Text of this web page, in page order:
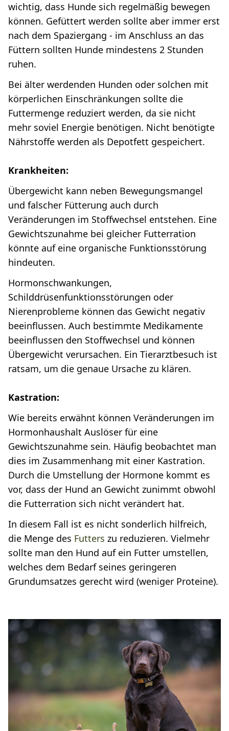
wichtig, dass Hunde sich regelmäßig bewegen
können. Gefüttert werden sollte aber immer erst
nach dem Spaziergang - im Anschluss an das
Füttern sollten Hunde mindestens 2 Stunden
ruhen.
Bei älter werdenden Hunden oder solchen mit
körperlichen Einschränkungen sollte die
Futtermenge reduziert werden, da sie nicht
mehr soviel Energie benötigen. Nicht benötigte
Nährstoffe werden als Depotfett gespeichert.
Krankheiten:
Übergewicht kann neben Bewegungsmangel
und falscher Fütterung auch durch
Veränderungen im Stoffwechsel entstehen. Eine
Gewichtszunahme bei gleicher Futterration
könnte auf eine organische Funktionsstörung
hindeuten.
Hormonschwankungen,
Schilddrüsenfunktionsstörungen oder
Nierenprobleme können das Gewicht negativ
beeinflussen. Auch bestimmte Medikamente
beeinflussen den Stoffwechsel und können
Übergewicht verursachen. Ein Tierarztbesuch ist
ratsam, um die genaue Ursache zu klären.
Kastration:
Wie bereits erwähnt können Veränderungen im
Hormonhaushalt Auslöser für eine
Gewichtszunahme sein. Häufig beobachtet man
dies im Zusammenhang mit einer Kastration.
Durch die Umstellung der Hormone kommt es
vor, dass der Hund an Gewicht zunimmt obwohl
die Futterration sich nicht verändert hat.
In diesem Fall ist es nicht sonderlich hilfreich,
die Menge des Futters zu reduzieren. Vielmehr
sollte man den Hund auf ein Futter umstellen,
welches dem Bedarf seines geringeren
Grundumsatzes gerecht wird (weniger Proteine).